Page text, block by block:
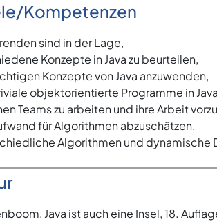
Kompetenzen
sind in der Lage,
Konzepte in Java zu beurteilen,
Konzepte von Java anzuwenden,
objektorientierte Programme in
Teams zu arbeiten und ihre Arbeit
für Algorithmen abzuschätzen,
Algorithmen und dynamische
Java ist auch eine Insel, 18.